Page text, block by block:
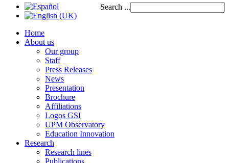
Search ...
Home
About us
Our group
Staff
Press Releases
News
Presentation
Brochure
Affiliations
Logos GSI
UPM Observatory
Education Innovation
Research
Research lines